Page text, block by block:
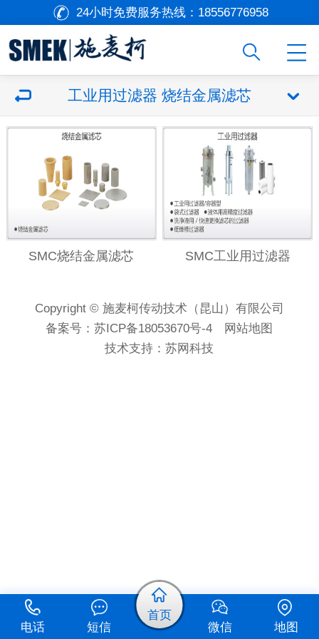
24小时免费服务热线： 18556776958
工业用过滤器 烧结金属滤芯
SMC烧结金属滤芯 SMC工业用过滤器
Copyright © 施麦柯传动技术（昆山）有限公司
备案号：苏ICP备18053670号-4
网站地图
技术支持：苏网科技
电话 短信
首页
微信
地图